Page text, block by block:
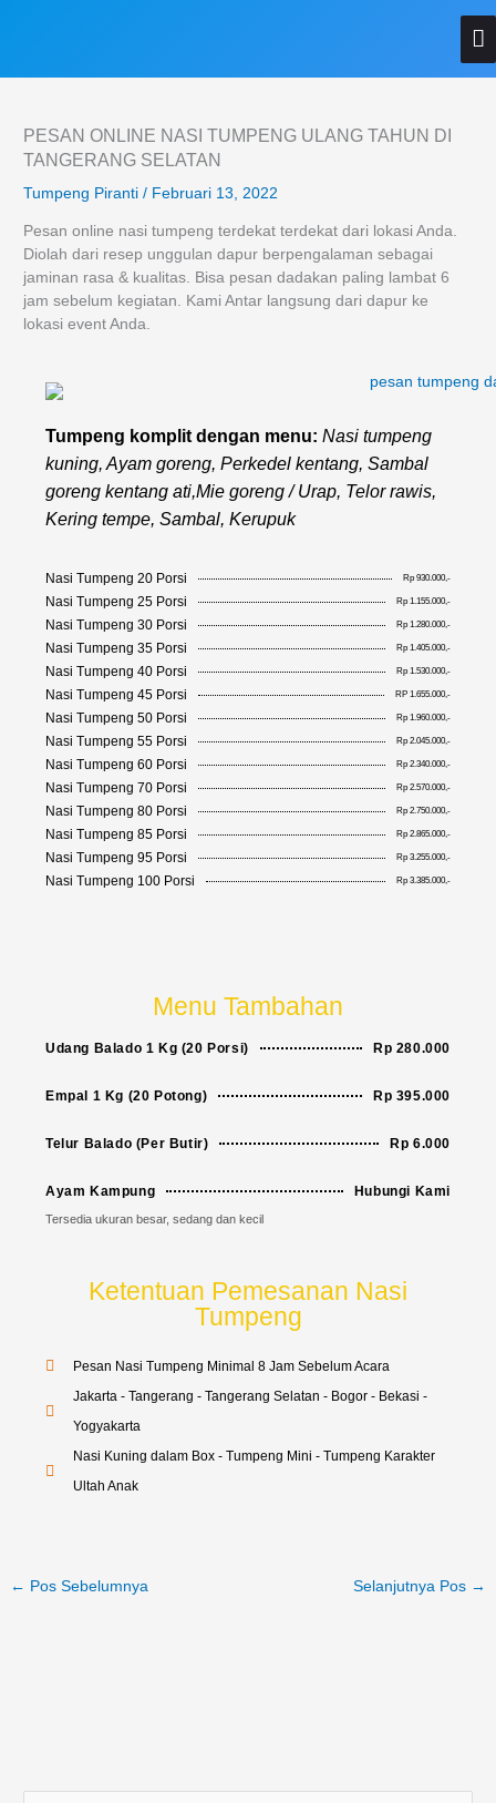
PESAN ONLINE NASI TUMPENG ULANG TAHUN DI
TANGERANG SELATAN
Tumpeng Piranti / Februari 13, 2022
Pesan online nasi tumpeng terdekat terdekat dari lokasi Anda.
Diolah dari resep unggulan dapur berpengalaman sebagai
jaminan rasa & kualitas. Bisa pesan dadakan paling lambat 6
jam sebelum kegiatan. Kami Antar langsung dari dapur ke
lokasi event Anda.
Tumpeng komplit dengan menu: Nasi tumpeng
kuning, Ayam goreng, Perkedel kentang, Sambal
goreng kentang ati,Mie goreng / Urap, Telor rawis,
Kering tempe, Sambal, Kerupuk
Nasi Tumpeng 20 Porsi Rp 930.000,-
Nasi Tumpeng 25 Porsi Rp 1.155.000,-
Nasi Tumpeng 30 Porsi Rp 1.280.000,-
Nasi Tumpeng 35 Porsi Rp 1.405.000,-
Nasi Tumpeng 40 Porsi Rp 1.530.000,-
Nasi Tumpeng 45 Porsi RP 1.655.000,-
Nasi Tumpeng 50 Porsi Rp 1.960.000,-
Nasi Tumpeng 55 Porsi Rp 2.045.000,-
Nasi Tumpeng 60 Porsi Rp 2.340.000,-
Nasi Tumpeng 70 Porsi Rp 2.570.000,-
Nasi Tumpeng 80 Porsi Rp 2.750.000,-
Nasi Tumpeng 85 Porsi Rp 2.865.000,-
Nasi Tumpeng 95 Porsi Rp 3.255.000,-
Nasi Tumpeng 100 Porsi Rp 3.385.000,-
Menu Tambahan
Udang Balado 1 Kg (20 Porsi) Rp 280.000
Empal 1 Kg (20 Potong) Rp 395.000
Telur Balado (Per Butir) Rp 6.000
Ayam Kampung Hubungi Kami
Tersedia ukuran besar, sedang dan kecil
Ketentuan Pemesanan Nasi
Tumpeng
Pesan Nasi Tumpeng Minimal 8 Jam Sebelum Acara
Jakarta - Tangerang - Tangerang Selatan - Bogor - Bekasi -
Yogyakarta
Nasi Kuning dalam Box - Tumpeng Mini - Tumpeng Karakter
Ultah Anak
← Pos Sebelumnya Selanjutnya Pos →